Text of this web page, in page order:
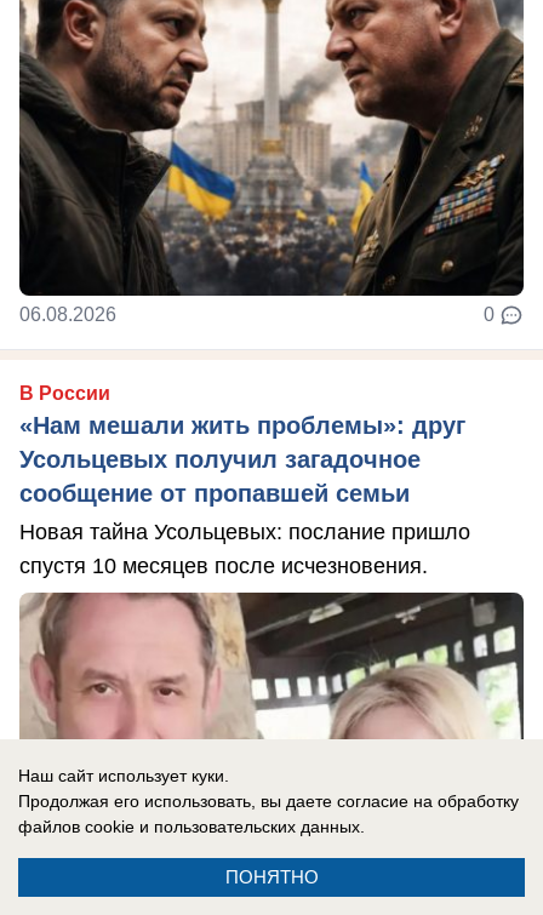
06.08.2026 0
В России
«Нам мешали жить проблемы»: друг
Усольцевых получил загадочное
сообщение от пропавшей семьи
Новая тайна Усольцевых: послание пришло
спустя 10 месяцев после исчезновения.
Наш сайт использует куки.
Продолжая его использовать, вы даете согласие на обработку
файлов cookie и пользовательских данных.
ПОНЯТНО